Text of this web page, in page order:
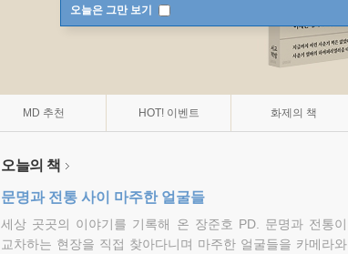
오늘은 그만 보기
MD 추천 HOT! 이벤트 화제의 책
오늘의 책
문명과 전통 사이 마주한 얼굴들
세상 곳곳의 이야기를 기록해 온 장준호 PD. 문명과 전통이
교차하는 현장을 직접 찾아다니며 마주한 얼굴들을 카메라와